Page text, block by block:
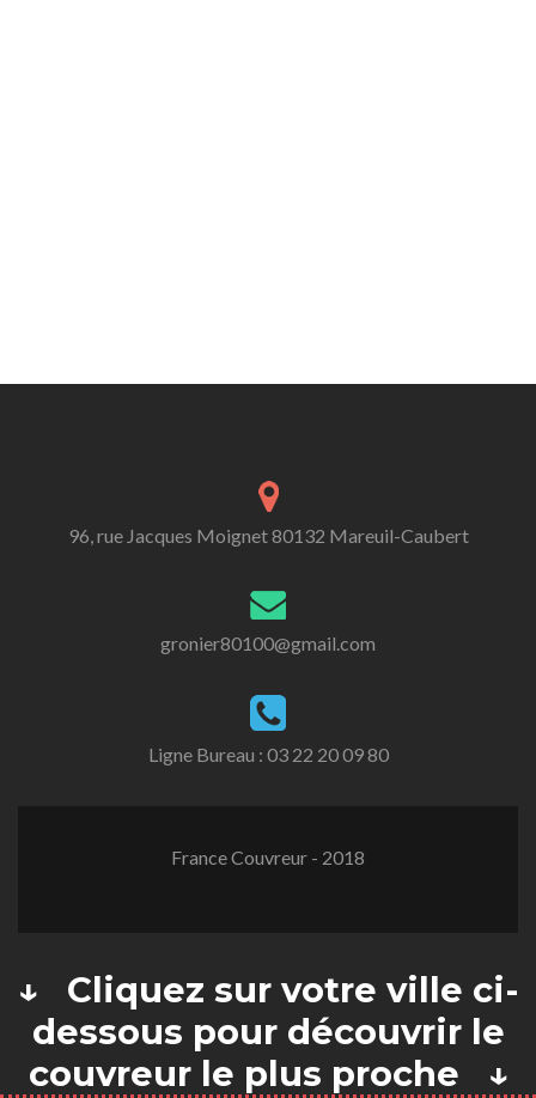
96, rue Jacques Moignet 80132 Mareuil-Caubert
gronier80100@gmail.com
Ligne Bureau : 03 22 20 09 80
France Couvreur - 2018
↓ Cliquez sur votre ville ci-
dessous pour découvrir le
couvreur le plus proche ↓